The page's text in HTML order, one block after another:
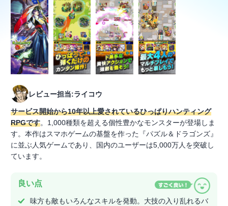
レビュー担当:ライコウ
サービス開始から10年以上愛されているひっぱりハンティング
RPGです。1,000種類を超える個性豊かなモンスターが登場しま
す。本作はスマホゲームの基盤を作った『パズル＆ドラゴンズ』
に並ぶ人気ゲームであり、国内のユーザーは5,000万人を突破し
ています。
良い点
味方も敵もいろんなスキルを発動。大技の入り乱れるバ